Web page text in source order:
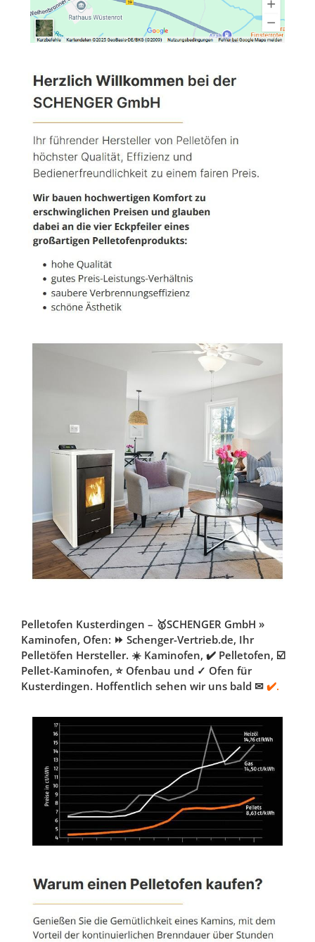
Pelletofen Kusterdingen – 🥇SCHENGER GmbH »
Kaminofen, Ofen: ⏩ Schenger-Vertrieb.de, Ihr
Pelletöfen Hersteller. ☀️ Kaminofen, ✔️ Pelletofen, ☑️
Pellet-Kaminofen, ⭐ Ofenbau und ✓ Ofen für
Kusterdingen. Hoffentlich sehen wir uns bald ✉ ✔️.